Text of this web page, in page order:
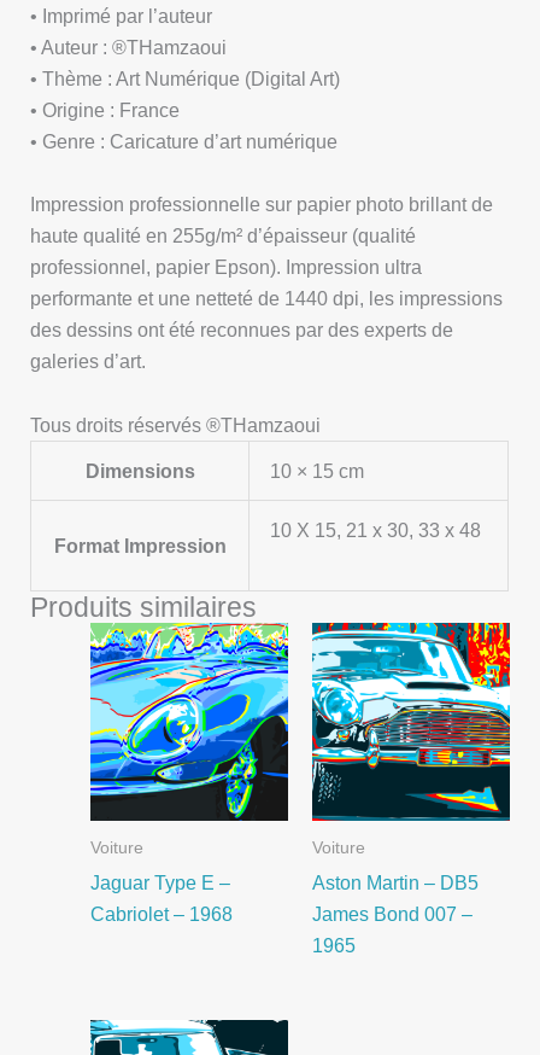
• Imprimé par l’auteur
• Auteur : ®THamzaoui
• Thème : Art Numérique (Digital Art)
• Origine : France
• Genre : Caricature d’art numérique
Impression professionnelle sur papier photo brillant de
haute qualité en 255g/m² d’épaisseur (qualité
professionnel, papier Epson). Impression ultra
performante et une netteté de 1440 dpi, les impressions
des dessins ont été reconnues par des experts de
galeries d’art.
Tous droits réservés ®THamzaoui
Dimensions 10 × 15 cm
Format Impression
10 X 15, 21 x 30, 33 x 48
Produits similaires
Voiture
Jaguar Type E –
Cabriolet – 1968
Voiture
Aston Martin – ‎DB5
James Bond 007 –
1965